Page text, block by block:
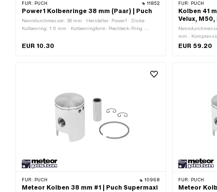
FÜR: PUCH 11852
Power1 Kolbenringe 38 mm (Paar) | Puch
Nenndurchmesser: 38 mm · Hersteller: Power1 · Dicke
Kolbenring: 1.6 mm · Kolbenringform: Rechteck-Ring ·
EUR 10.30
FÜR: PUCH
Kolben 41
Velux,
mm ·
3.65 mm ·
(IS) · Höhe
EUR 59.20
FÜR: PUCH 10968
Meteor Kolben 38 mm #1 | Puch Supermaxi
FÜR: PUCH
Meteor